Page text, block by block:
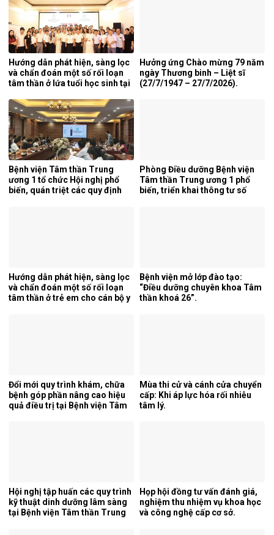
Hướng dẫn phát hiện, sàng lọc
và chẩn đoán một số rối loạn
tâm thần ở lứa tuổi học sinh tại
Hưởng ứng Chào mừng 79 năm
ngày Thương binh – Liệt sĩ
(27/7/1947 – 27/7/2026).
Bệnh viện Tâm thần Trung
ương 1 tổ chức Hội nghị phổ
biến, quán triệt các quy định
Phòng Điều dưỡng Bệnh viện
Tâm thần Trung ương 1 phổ
biến, triển khai thông tư số
Hướng dẫn phát hiện, sàng lọc
và chẩn đoán một số rối loạn
tâm thần ở trẻ em cho cán bộ y
Bệnh viện mở lớp đào tạo:
“Điều dưỡng chuyên khoa Tâm
thần khoá 26”.
Đổi mới quy trình khám, chữa
bệnh góp phần nâng cao hiệu
quả điều trị tại Bệnh viện Tâm
Mùa thi cử và cánh cửa chuyển
cấp: Khi áp lực hóa rối nhiễu
tâm lý.
Hội nghị tập huấn các quy trình
kỹ thuật dinh dưỡng lâm sàng
tại Bệnh viện Tâm thần Trung
Họp hội đồng tư vấn đánh giá,
nghiệm thu nhiệm vụ khoa học
và công nghệ cấp cơ sở.